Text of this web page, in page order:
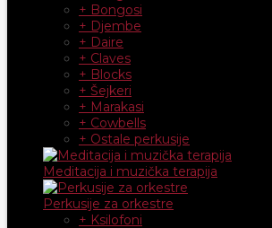
+ Bongosi
+ Djembe
+ Daire
+ Claves
+ Blocks
+ Šejkeri
+ Marakasi
+ Cowbells
+ Ostale perkusije
Meditacija i muzička terapija
Perkusije za orkestre
+ Ksilofoni